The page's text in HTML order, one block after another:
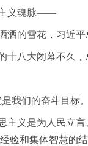
义魂脉——
的雪花，习近平
八大闭幕不久，
们的奋斗目标
义是为人民立言
验和集体智慧的